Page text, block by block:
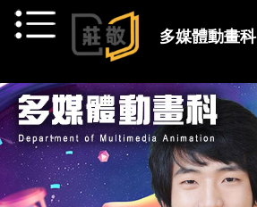
跳到主要內容
多媒體動畫科